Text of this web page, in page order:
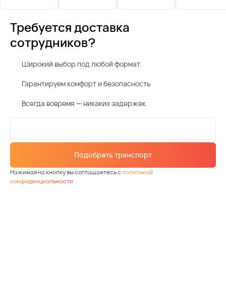
Требуется доставка
сотрудников?
Широкий выбор под любой формат
Гарантируем комфорт и безопасность
Всегда вовремя — никаких задержек
Подобрать транспорт
Нажимая на кнопку вы соглашаетесь сполитикой
конфиденциальности